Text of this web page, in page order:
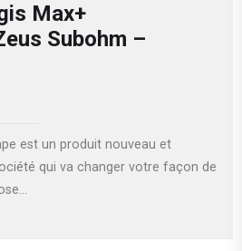
Max+
Subohm –
est un produit nouveau et
qui va changer votre façon de